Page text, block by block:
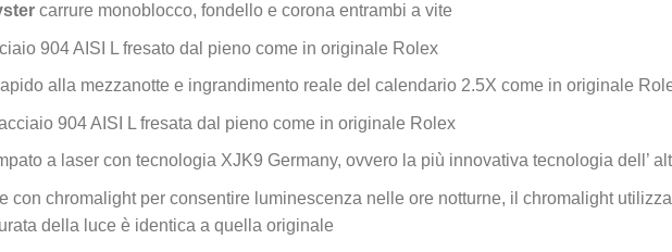
carrure monoblocco, fondello e corona entrambi a vite
904 AISI L fresato dal pieno come in originale Rolex
alla mezzanotte e ingrandimento reale del calendario 2.5X come in originale
904 AISI L fresata dal pieno come in originale Rolex
a laser con tecnologia XJK9 Germany, ovvero la più innovativa tecnologia dell’
con chromalight per consentire luminescenza nelle ore notturne, il chromalight
della luce è identica a quella originale